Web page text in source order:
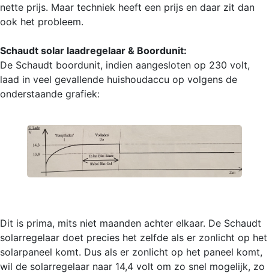
nette prijs. Maar techniek heeft een prijs en daar zit dan
ook het probleem.
Schaudt solar laadregelaar & Boordunit:
De Schaudt boordunit, indien aangesloten op 230 volt,
laad in veel gevallende huishoudaccu op volgens de
onderstaande grafiek:
Dit is prima, mits niet maanden achter elkaar. De Schaudt
solarregelaar doet precies het zelfde als er zonlicht op het
solarpaneel komt. Dus als er zonlicht op het paneel komt,
wil de solarregelaar naar 14,4 volt om zo snel mogelijk, zo